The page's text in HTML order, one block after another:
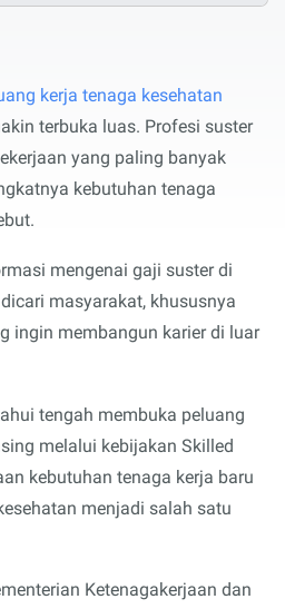
kerja tenaga kesehatan
terbuka luas. Profesi suster
yang paling banyak
kebutuhan tenaga
mengenai gaji suster di
masyarakat, khususnya
ingin membangun karier di luar
tengah membuka peluang
melalui kebijakan Skilled
kebutuhan tenaga kerja baru
menjadi salah satu
Ketenagakerjaan dan